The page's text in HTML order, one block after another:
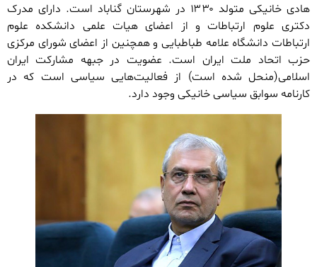
هادی خانیکی‌ متولد ۱۳۳۰ در شهرستان گناباد است. دارای مدرک
دکتری علوم ارتباطات و از اعضای هیات علمی دانشکده علوم
ارتباطات دانشگاه علامه طباطبایی و همچنین از اعضای شورای مرکزی
حزب اتحاد ملت ایران است. عضویت در جبهه مشارکت ایران
اسلامی(منحل شده است) از فعالیت‌هایی سیاسی است که در
کارنامه سوابق سیاسی خانیکی وجود دارد.